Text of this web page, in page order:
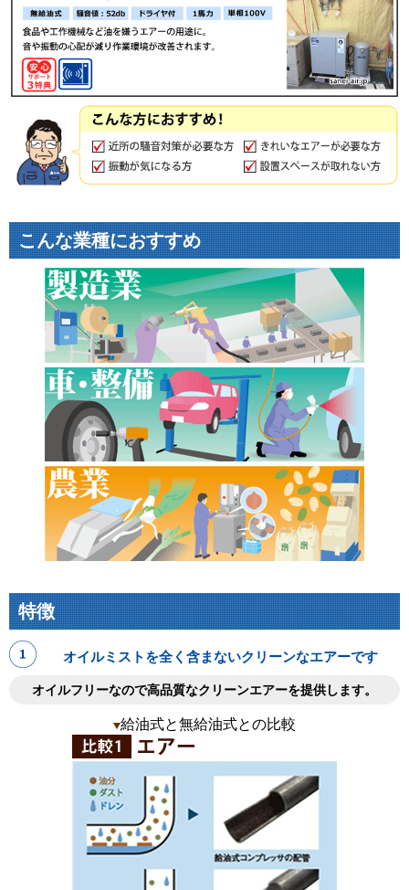
こんな業種におすすめ
特徴
オイルミストを全く含まないクリーンなエアーです
オイルフリーなので高品質なクリーンエアーを提供します。
給油式と無給油式との比較